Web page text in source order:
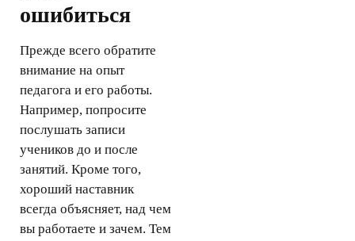
ошибиться
Прежде всего обратите
внимание на опыт
педагога и его работы.
Например, попросите
послушать записи
учеников до и после
занятий. Кроме того,
хороший наставник
всегда объясняет, над чем
вы работаете и зачем. Тем